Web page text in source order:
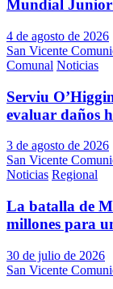
Mundial Junior
4 de agosto de 2026
San Vicente
Comunal Noticias
Serviu
evaluar daños
3 de agosto de 2026
San Vicente
Noticias Regional
La batalla de
millones para
30 de julio de 2026
San Vicente